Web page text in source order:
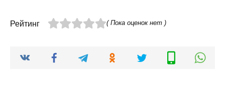
Рейтинг ( Пока оценок нет )